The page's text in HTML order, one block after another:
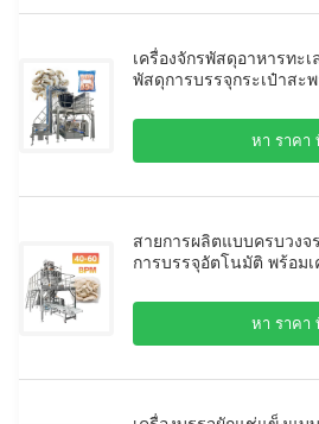
เครื่องจักรพัสดุอาหารทะเ
พัสดุการบรรจุกระเป๋าสะ
หา ราคา
สายการผลิตแบบครบวงจ
การบรรจุอัตโนมัติ พร้อม
หา ราคา